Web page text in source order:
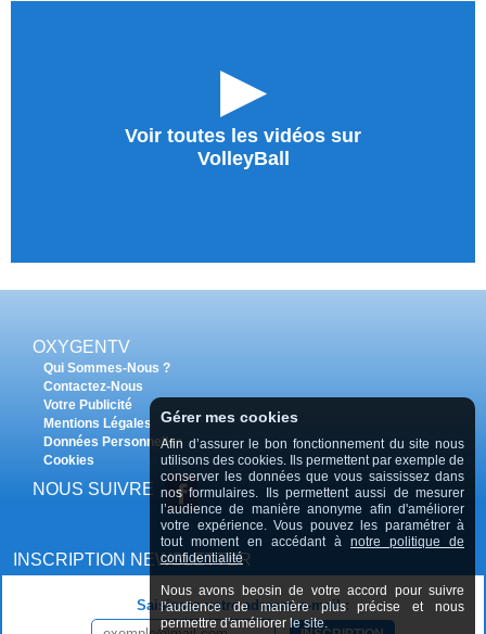
►
Voir toutes les vidéos sur
VolleyBall
OXYGENTV
Qui Sommes-Nous ?
Contactez-Nous
Votre Publicité
Mentions Légales
Données Personnelles
Cookies
NOUS SUIVRE
INSCRIPTION NEWSLETTER
Saisissez votre adresse e-mail :
Gérer mes cookies
Afin d’assurer le bon fonctionnement du site nous
utilisons des cookies. Ils permettent par exemple de
conserver les données que vous saississez dans
nos formulaires. Ils permettent aussi de mesurer
l’audience de manière anonyme afin d'améliorer
votre expérience. Vous pouvez les paramétrer à
tout moment en accédant à notre politique de
confidentialité
Nous avons beosin de votre accord pour suivre
l'audience de manière plus précise et nous
permettre d'améliorer le site.